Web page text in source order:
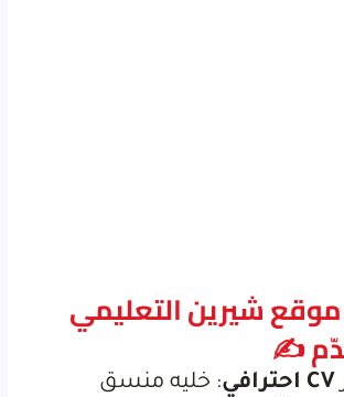
شيرين التعليمي
✍️
CV احترافي
: خليه منسق